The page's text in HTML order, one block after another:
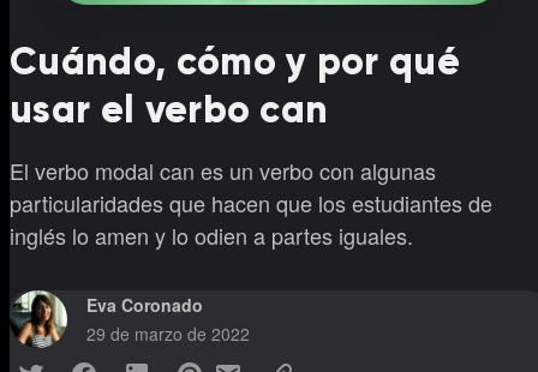
Cuándo, cómo y por qué
usar el verbo can
El verbo modal can es un verbo con algunas
particularidades que hacen que los estudiantes de
inglés lo amen y lo odien a partes iguales.
Eva Coronado
29 de marzo de 2022